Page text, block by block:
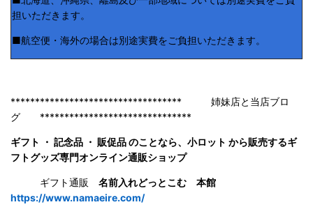
担いただきます。
■航空便・海外の場合は別途実費をご負担いただきます。
*********************************** 姉妹店と当店ブロ
グ *******************************
ギフト ・ 記念品 ・ 販促品 のことなら、小ロット から販売するギ
フトグッズ専門オンライン通販ショップ
ギフト通販 名前入れどっとこむ 本館
https://www.namaeire.com/